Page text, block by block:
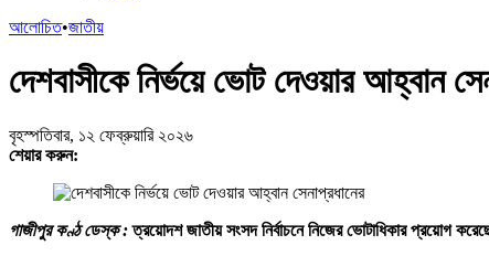
আলোচিত•জাতীয়
দেশবাসীকে নির্ভয়ে ভোট দেওয়ার আহ্বান
বৃহস্পতিবার, ১২ ফেব্রুয়ারি ২০২৬
শেয়ার করুন:
গাজীপুর কণ্ঠ ডেস্ক :ত্রয়োদশ জাতীয় সংসদ নির্বাচনে নিজের ভোটাধিকার প্রয়োগ